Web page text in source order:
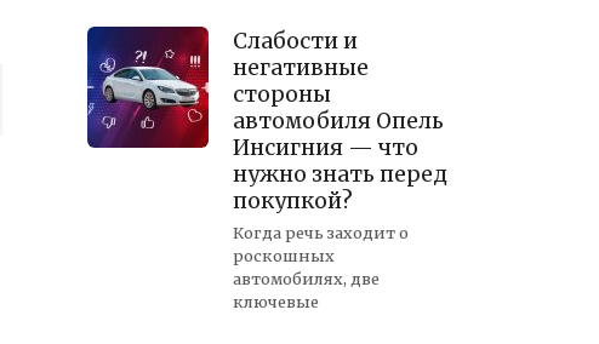
Слабости и
негативные
стороны
автомобиля Опель
Инсигния — что
нужно знать перед
покупкой?
Когда речь заходит о
роскошных
автомобилях, две
ключевые